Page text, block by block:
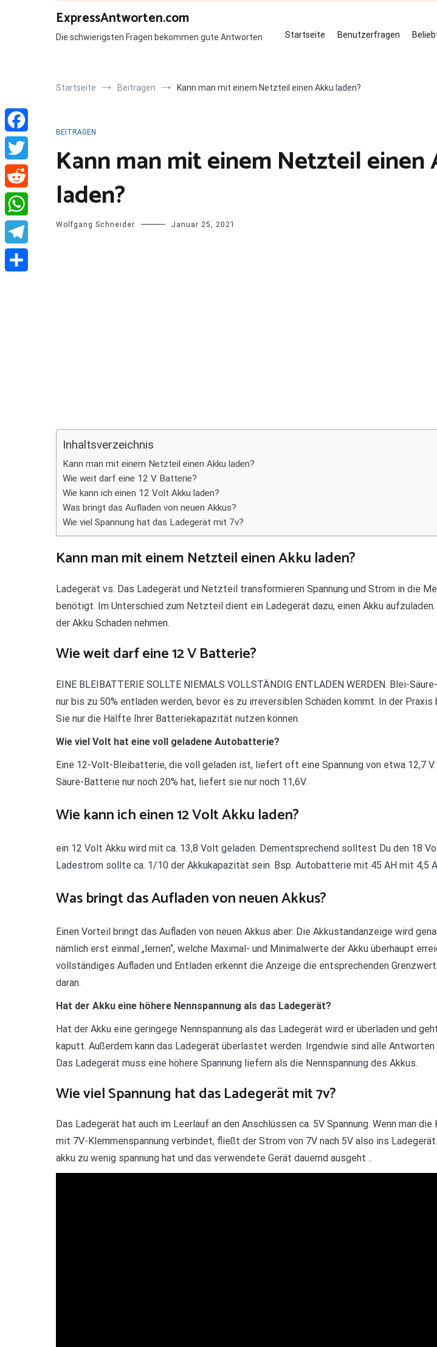
ExpressAntworten.com
Die schwierigsten Fragen bekommen gute Antworten Startseite Benutzerfragen
Startseite Beitragen Kann man mit einem Netzteil einen Akku laden?
BEITRAGEN
Kann man mit einem Netzteil einen
laden?
Wolfgang Schneider Januar 25, 2021
Inhaltsverzeichnis
Kann man mit einem Netzteil einen Akku laden?
Wie weit darf eine 12 V Batterie?
Wie kann ich einen 12 Volt Akku laden?
Was bringt das Aufladen von neuen Akkus?
Wie viel Spannung hat das Ladegerät mit 7v?
Kann man mit einem Netzteil einen Akku laden?
Ladegerät vs. Das Ladegerät und Netzteil transformieren Spannung und Strom in die
benötigt. Im Unterschied zum Netzteil dient ein Ladegerät dazu, einen Akku
der Akku Schaden nehmen.
Wie weit darf eine 12 V Batterie?
EINE BLEIBATTERIE SOLLTE NIEMALS VOLLSTÄNDIG ENTLADEN WERDEN. Blei-
nur bis zu 50% entladen werden, bevor es zu irreversiblen Schäden kommt. In der
Sie nur die Hälfte Ihrer Batteriekapazität nutzen können.
Wie viel Volt hat eine voll geladene Autobatterie?
Eine 12-Volt-Bleibatterie, die voll geladen ist, liefert oft eine Spannung von etwa 12,7 V.
Säure-Batterie nur noch 20% hat, liefert sie nur noch 11,6V.
Wie kann ich einen 12 Volt Akku laden?
ein 12 Volt Akku wird mit ca. 13,8 Volt geladen. Dementsprechend solltest Du den 18
Ladestrom sollte ca. 1/10 der Akkukapazität sein. Bsp. Autobatterie mit 45 AH mit 4,5
Was bringt das Aufladen von neuen Akkus?
Einen Vorteil bringt das Aufladen von neuen Akkus aber: Die Akkustandanzeige wird
nämlich erst einmal „lernen“, welche Maximal- und Minimalwerte der Akku überhaupt
vollständiges Aufladen und Entladen erkennt die Anzeige die entsprechenden
daran.
Hat der Akku eine höhere Nennspannung als das Ladegerät?
Hat der Akku eine geringege Nennspannung als das Ladegerät wird er überladen und
kaputt. Außerdem kann das Ladegerät überlastet werden. Irgendwie sind alle
Das Ladegerät muss eine höhere Spannung liefern als die Nennspannung des Akkus.
Wie viel Spannung hat das Ladegerät mit 7v?
Das Ladegerät hat auch im Leerlauf an den Anschlüssen ca. 5V Spannung. Wenn man
mit 7V-Klemmenspannung verbindet, fließt der Strom von 7V nach 5V also ins
akku zu wenig spannung hat und das verwendete Gerät dauernd ausgeht ..
Facebook
Twitter
Reddit
WhatsApp
Telegram